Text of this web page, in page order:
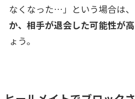
なくなった…」という場合は、
か、相手が退会した可能性が
ょう。